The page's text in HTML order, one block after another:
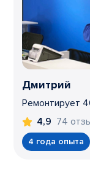
Дмитрий
Ремонтирует
4,9 74
4 года опыта